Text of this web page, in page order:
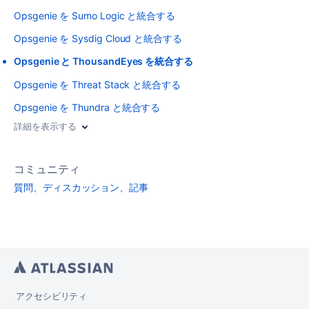
Opsgenie を Sumo Logic と統合する
Opsgenie を Sysdig Cloud と統合する
Opsgenie と ThousandEyes を統合する
Opsgenie を Threat Stack と統合する
Opsgenie を Thundra と統合する
詳細を表示する
コミュニティ
質問、ディスカッション、記事
アクセシビリティ